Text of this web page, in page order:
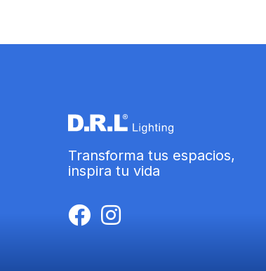
Transforma tus espacios,
inspira tu vida